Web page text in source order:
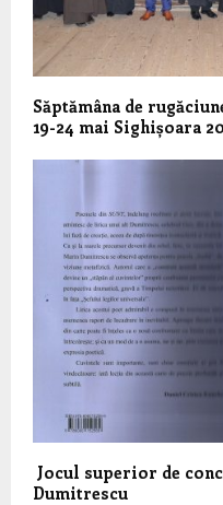
Săptămâna de
19-24 mai Sighișoara
Jocul superior de
Dumitrescu